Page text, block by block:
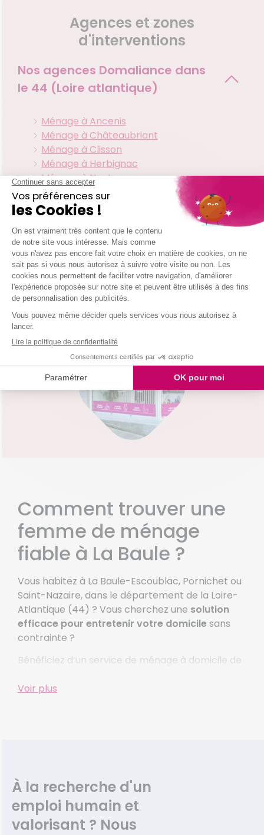
Agences et zones
d'interventions
Nos agences Domaliance dans
le 44 (Loire atlantique)
Ménage à Ancenis
Ménage à Châteaubriant
Ménage à Clisson
Ménage à Herbignac
Ménage à Nantes
Les zones d'interventions de
votre agence La Baule-
escoublac
Donges
Guerande
La Baule Escoublac
La Madeleine
Le Pouliguen
Pornichet
St Andre Des Eaux
St Malo De Guersac
Comment trouver une
femme de ménage
fiable à La Baule ?
Vous habitez à La Baule-Escoublac, Pornichet ou
Saint-Nazaire, dans le département de la Loire-
Atlantique (44) ? Vous cherchez une solution
efficace pour entretenir votre domicilesans
contrainte ?
Bénéficiez d’un service de ménage à domicile de
Nos aide-ménagères qualifiées vous garantissent
de ménage adapté à
votre quotidien
Voir plus
À la recherche d'un
emploi humain et
valorisant ? Nous